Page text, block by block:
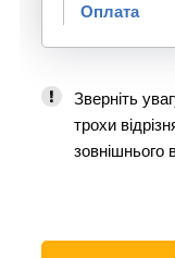
Оплата
Зверніть
трохи
зовнішнього